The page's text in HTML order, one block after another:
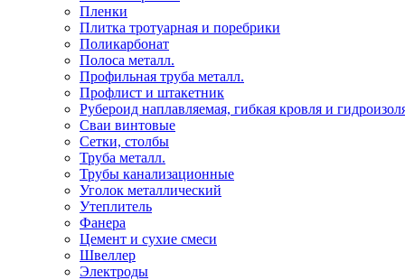
Пленки
Плитка тротуарная и поребрики
Поликарбонат
Полоса металл.
Профильная труба металл.
Профлист и штакетник
Рубероид наплавляемая, гибкая кровля и
Сваи винтовые
Сетки, столбы
Труба металл.
Трубы канализационные
Уголок металлический
Утеплитель
Фанера
Цемент и сухие смеси
Швеллер
Электроды